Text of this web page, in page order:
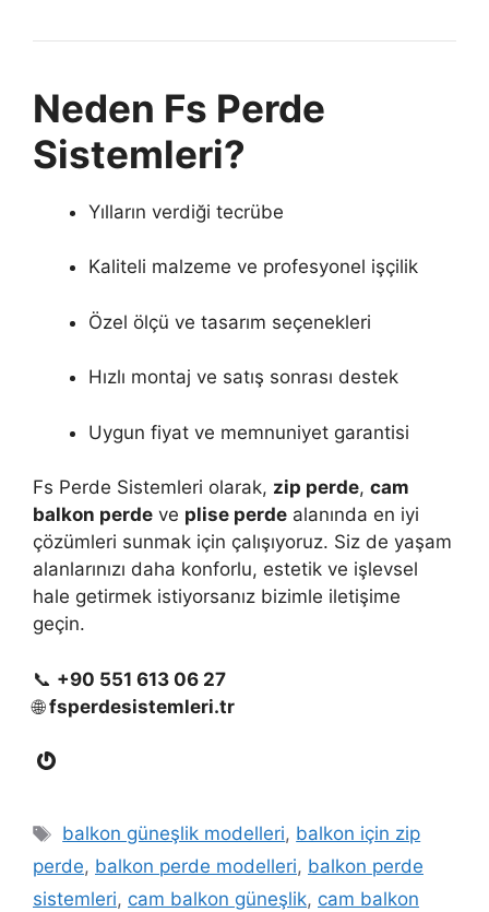
Neden Fs Perde
Sistemleri?
Yılların verdiği tecrübe
Kaliteli malzeme ve profesyonel işçilik
Özel ölçü ve tasarım seçenekleri
Hızlı montaj ve satış sonrası destek
Uygun fiyat ve memnuniyet garantisi
Fs Perde Sistemleri olarak, zip perde, cam
balkon perde ve plise perde alanında en iyi
çözümleri sunmak için çalışıyoruz. Siz de yaşam
alanlarınızı daha konforlu, estetik ve işlevsel
hale getirmek istiyorsanız bizimle iletişime
geçin.
📞 +90 551 613 06 27
🌐fsperdesistemleri.tr
Gravatar
Etiketler
balkon güneşlik modelleri, balkon için zip
perde, balkon perde modelleri, balkon perde
sistemleri, cam balkon güneşlik, cam balkon